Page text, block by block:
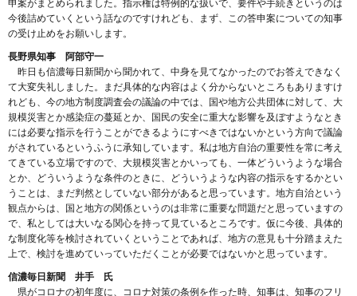
申案がまとめられました。指示権は特例的な扱いで、要件や手続きというのは
今後詰めていくという話なのですけれども、まず、この答申案についての知事
の受け止めをお願いします。
長野県知事 阿部守一
昨日も信濃毎日新聞から聞かれて、中身を見てなかったのでお答えできなく
て大変失礼しました。まだ具体的な内容はよく分からないところもありますけ
れども、今の地方制度調査会の議論の中では、国や地方公共団体に対して、大
規模災害とか感染症の蔓延とか、国民の安全に重大な影響を及ぼすようなとき
には必要な指示を行うことができるようにすべきではないかという方向で議論
がされているというふうに承知しています。私は地方自治の重要性を常に考え
てきている立場ですので、大規模災害とかいっても、一体どういうような場合
とか、どういうような条件のときに、どういうような内容の指示をするかとい
うことは、まだ判然としていない部分があると思っています。地方自治という
観点からは、国と地方の関係というのは非常に重要な問題だと思っていますの
で、私としては大いなる関心を持って見ているところです。仮に今後、具体的
な制度化等を検討されていくということであれば、地方の意見も十分踏まえた
上で、検討を進めていっていただくことが必要ではないかと思っています。
信濃毎日新聞 井手 氏
県がコロナの初年度に、コロナ対策の条例を作った時、知事は、知事のフリ